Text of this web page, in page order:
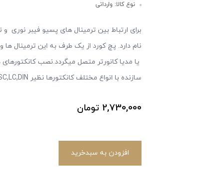
نوع کالا: وارداتی
برای ارتباط بین ترمینال های پسیو فیبر نوری
نام دارد. پچ کورد از یک طرف به این ترمینال
یا مدیا کانورتر متصل میگردد.نصب
سازنده با انواع مختلف کانکتورها نظیر FC,SC,LC,DINو ... انجام می پذیرد.
2,730,000 تومان
افزودن به سبدخرید